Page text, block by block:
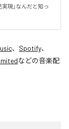
現」なんだと知っ
、 Spotify、
などの音楽配